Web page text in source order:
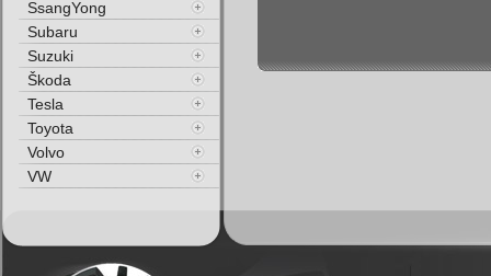
SsangYong
Subaru
Suzuki
Škoda
Tesla
Toyota
Volvo
VW